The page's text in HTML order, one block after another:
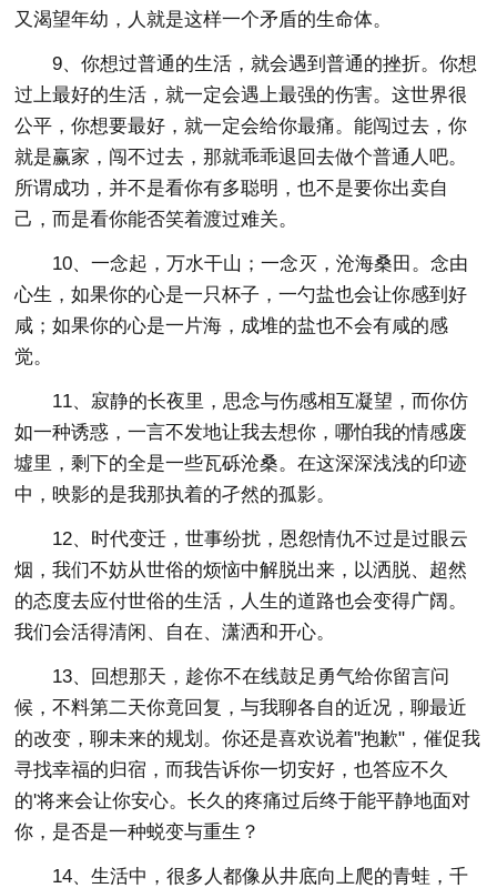
又渴望年幼，人就是这样一个矛盾的生命体。
9、你想过普通的生活，就会遇到普通的挫折。你想
过上最好的生活，就一定会遇上最强的伤害。这世界很
公平，你想要最好，就一定会给你最痛。能闯过去，你
就是赢家，闯不过去，那就乖乖退回去做个普通人吧。
所谓成功，并不是看你有多聪明，也不是要你出卖自
己，而是看你能否笑着渡过难关。
10、一念起，万水干山；一念灭，沧海桑田。念由
心生，如果你的心是一只杯子，一勺盐也会让你感到好
咸；如果你的心是一片海，成堆的盐也不会有咸的感
觉。
11、寂静的长夜里，思念与伤感相互凝望，而你仿
如一种诱惑，一言不发地让我去想你，哪怕我的情感废
墟里，剩下的全是一些瓦砾沧桑。在这深深浅浅的印迹
中，映影的是我那执着的孑然的孤影。
12、时代变迁，世事纷扰，恩怨情仇不过是过眼云
烟，我们不妨从世俗的烦恼中解脱出来，以洒脱、超然
的态度去应付世俗的生活，人生的道路也会变得广阔。
我们会活得清闲、自在、潇洒和开心。
13、回想那天，趁你不在线鼓足勇气给你留言问
候，不料第二天你竟回复，与我聊各自的近况，聊最近
的改变，聊未来的规划。你还是喜欢说着"抱歉"，催促我
寻找幸福的归宿，而我告诉你一切安好，也答应不久
的'将来会让你安心。长久的疼痛过后终于能平静地面对
你，是否是一种蜕变与重生？
14、生活中，很多人都像从井底向上爬的青蛙，千